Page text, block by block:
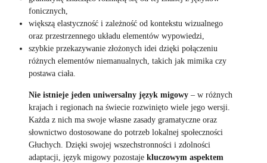
fonicznych,
większą elastyczność i zależność od kontekstu wizualnego
oraz przestrzennego układu elementów wypowiedzi,
szybkie przekazywanie złożonych idei dzięki połączeniu
różnych elementów niemanualnych, takich jak mimika czy
postawa ciała.
Nie istnieje jeden uniwersalny język migowy – w różnych
krajach i regionach na świecie rozwinięto wiele jego wersji.
Każda z nich ma swoje własne zasady gramatyczne oraz
słownictwo dostosowane do potrzeb lokalnej społeczności
Głuchych. Dzięki swojej wszechstronności i zdolności
adaptacji, język migowy pozostaje kluczowym aspektem